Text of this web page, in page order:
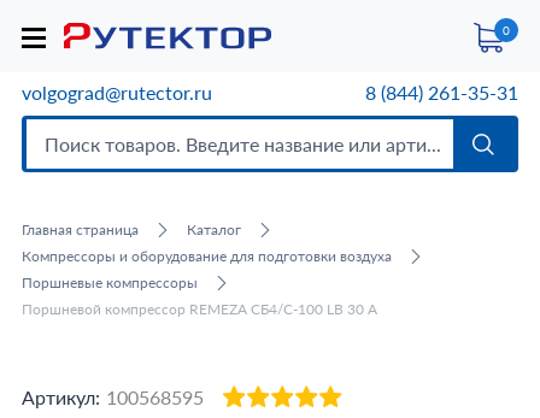
0
volgograd@rutector.ru 8 (844) 261-35-31
Главная страница
Каталог
Компрессоры и оборудование для подготовки воздуха
Поршневые компрессоры
Поршневой компрессор REMEZA СБ4/С-100 LB 30 A
Артикул: 100568595